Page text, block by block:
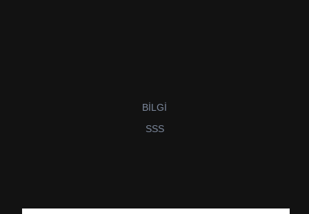
BİLGİ
SSS